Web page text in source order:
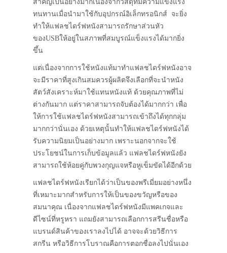
สำคัญเป็นอย่างมากเนื่องจากวัสดุที่มีความแข็งแรง
ทนทานเมื่อนำมาใช้กับอุปกรณ์อิเล็กทรอนิกส์ จะยิ่ง
ทำให้แฟลชไดร์ฟหนังสามารถรักษาส่วนหัว
ของUSBให้อยู่ในสภาพที่สมบูรณ์แข็งแรงได้มากยิ่ง
ขึ้น
แต่เนื่องจากการใช้หนังแท้มาทำแฟลชไดร์ฟหนังอาจ
จะมีราคาที่สูงเกินสมควรผู้ผลิตจึงเลือกที่จะนำหนัง
สัตว์สังเคราะห์มาใช้แทนหนังแท้ ด้วยคุณภาพที่ไม่
ต่างกันมาก แต่ราคาสามารถจับต้องได้มากกว่า เพื่อ
ให้การใช้แฟลชไดร์ฟหนังสามารถเข้าถึงได้ทุกกลุ่ม
มากกว่านั่นเอง ด้วยเหตุนั้นทำให้แฟลชไดร์ฟหนังได้
รับความนิยมเป็นอย่างมาก เพราะนอกจากจะใช้
ประโยชน์ในการเก็บข้อมูลแล้ว แฟลชไดร์ฟหนังยัง
สามารถใช้ห้อยคู่กับพวงกุญแจหรือหูเข็มขัดได้อีกด้วย
แฟลชไดร์ฟหนังเรียกได้ว่าเป็นของพรีเมี่ยมอย่างหนึ่ง
ที่เหมาะมากสำหรับการให้เป็นของขวัญหรือของ
สมนาคุณ เนื่องจากแฟลชไดร์ฟหนังมีแพคเกจและ
ดีไซน์ที่หรูหรา แถมยังสามารถเลือกการสรีนชื่อหรือ
แบรนด์สินค้าของเราลงไปได้ อาจจะด้วยวิธีการ
สกรีน หรือวิธีการโบราณคือการตอกชื่อลงไปนั่นเอง